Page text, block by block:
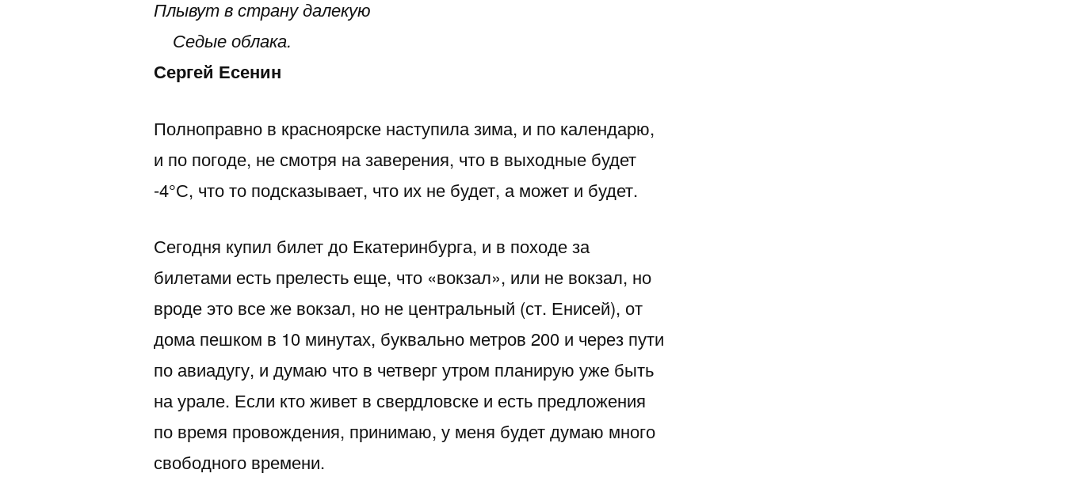
Плывут в страну далекую
Седые облака.
Сергей Есенин
Полноправно в красноярске наступила зима, и по календарю,
и по погоде, не смотря на заверения, что в выходные будет
-4°С, что то подсказывает, что их не будет, а может и будет.
Сегодня купил билет до Екатеринбурга, и в походе за
билетами есть прелесть еще, что «вокзал», или не вокзал, но
вроде это все же вокзал, но не центральный (ст. Енисей), от
дома пешком в 10 минутах, буквально метров 200 и через пути
по авиадугу, и думаю что в четверг утром планирую уже быть
на урале. Если кто живет в свердловске и есть предложения
по время провождения, принимаю, у меня будет думаю много
свободного времени.